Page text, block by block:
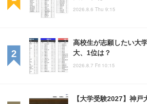
2026.8.6 Thu 9:15
高校生が志願したい大
大、1位は？
2026.8.7 Fri 10:15
【大学受験2027】神